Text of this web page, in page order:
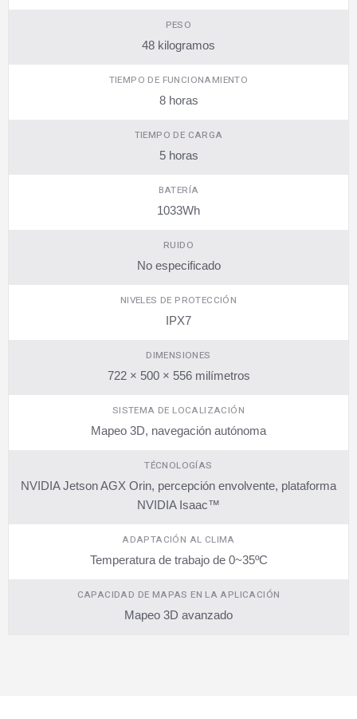
PESO
48 kilogramos
TIEMPO DE FUNCIONAMIENTO
8 horas
TIEMPO DE CARGA
5 horas
BATERÍA
1033Wh
RUIDO
No especificado
NIVELES DE PROTECCIÓN
IPX7
DIMENSIONES
722 × 500 × 556 milímetros
SISTEMA DE LOCALIZACIÓN
Mapeo 3D, navegación autónoma
TÉCNOLOGÍAS
NVIDIA Jetson AGX Orin, percepción envolvente, plataforma
NVIDIA Isaac™
ADAPTACIÓN AL CLIMA
Temperatura de trabajo de 0~35ºC
CAPACIDAD DE MAPAS EN LA APLICACIÓN
Mapeo 3D avanzado